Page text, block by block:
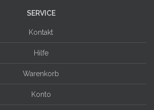
SERVICE
Kontakt
Hilfe
Warenkorb
Konto